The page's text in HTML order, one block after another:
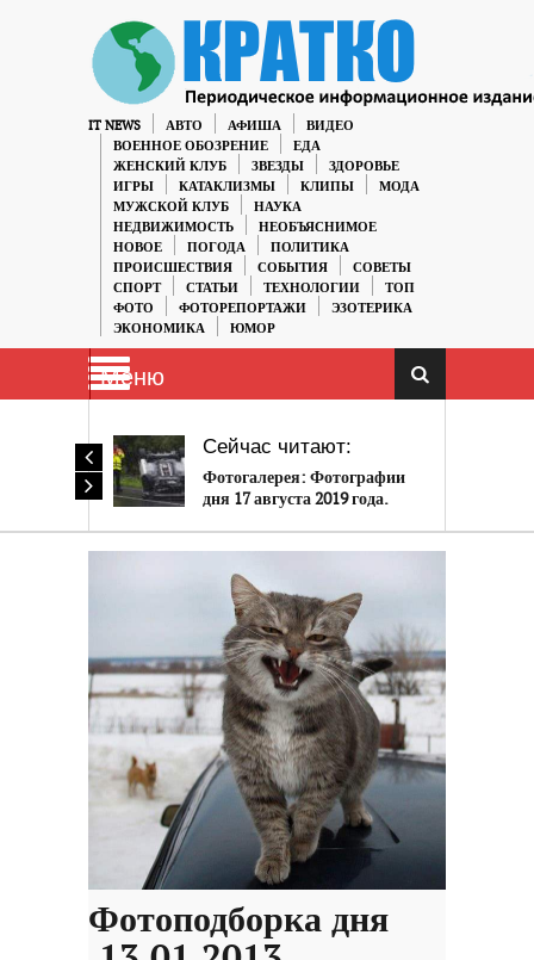
IT NEWS АВТО АФИША
ВИДЕО
ВОЕННОЕ ОБОЗРЕНИЕ
ЕДА
ЖЕНСКИЙ КЛУБ
ЗВЕЗДЫ
ЗДОРОВЬЕ
ИГРЫ
КАТАКЛИЗМЫ КЛИПЫ
МОДА
МУЖСКОЙ КЛУБ
НАУКА
НЕДВИЖИМОСТЬ
НЕОБЪЯСНИМОЕ
НОВОЕ
ПОГОДА
ПОЛИТИКА
ПРОИСШЕСТВИЯ
СОБЫТИЯ
СОВЕТЫ
СПОРТ
СТАТЬИ ТЕХНОЛОГИИ
ТОП
ФОТО
ФОТОРЕПОРТАЖИ
ЭЗОТЕРИКА
ЭКОНОМИКА
ЮМОР
Меню
Сейчас читают:
Фотогалерея: Фотографии
дня 17 августа 2019 года.
Фотоподборка дня